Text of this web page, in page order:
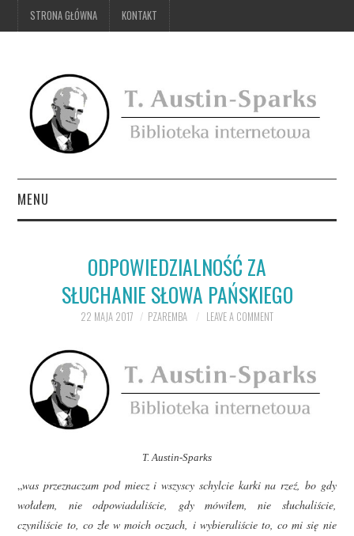
STRONA GŁÓWNA KONTAKT
MENU
ODPOWIEDZIALNOŚĆ ZA
SŁUCHANIE SŁOWA PAŃSKIEGO
22 MAJA 2017 PZAREMBA LEAVE A COMMENT
T. Austin-Sparks
„was przeznaczam pod miecz i wszyscy schylcie karki na rzeź, bo gdy
wołałem, nie odpowiadaliście, gdy mówiłem, nie słuchaliście,
czyniliście to, co złe w moich oczach, i wybieraliście to, co mi się nie